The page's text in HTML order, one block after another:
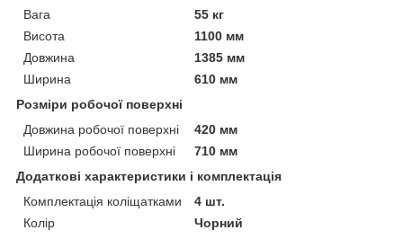
Вага
55 кг
Висота
1100 мм
Довжина
1385 мм
Ширина
610 мм
Розміри робочої поверхні
Довжина робочої поверхні
420 мм
Ширина робочої поверхні
710 мм
Додаткові характеристики і комплектація
Комплектація коліщатками
4 шт.
Колір
Чорний